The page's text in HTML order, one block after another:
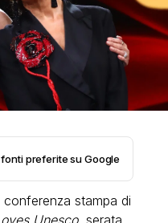
preferite su Google
conferenza stampa di
Unesco, serata